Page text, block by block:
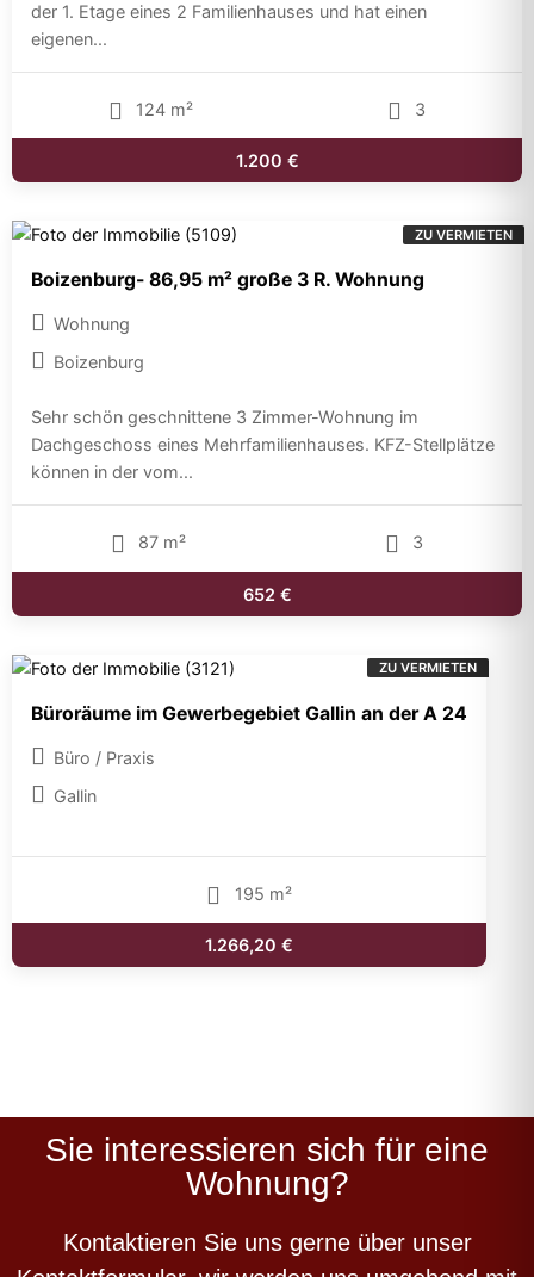
der 1. Etage eines 2 Familienhauses und hat einen
eigenen...
124 m² 3
1.200 €
Boizenburg- 86,95 m² große 3 R. Wohnung
Wohnung
Boizenburg
Sehr schön geschnittene 3 Zimmer-Wohnung im
Dachgeschoss eines Mehrfamilienhauses. KFZ-Stellplätze
können in der vom...
87 m² 3
652 €
ZU VERMIETEN
Büroräume im Gewerbegebiet Gallin an der A 24
Büro / Praxis
Gallin
195 m²
1.266,20 €
ZU VERMIETEN
Sie interessieren sich für eine
Wohnung?
Kontaktieren Sie uns gerne über unser